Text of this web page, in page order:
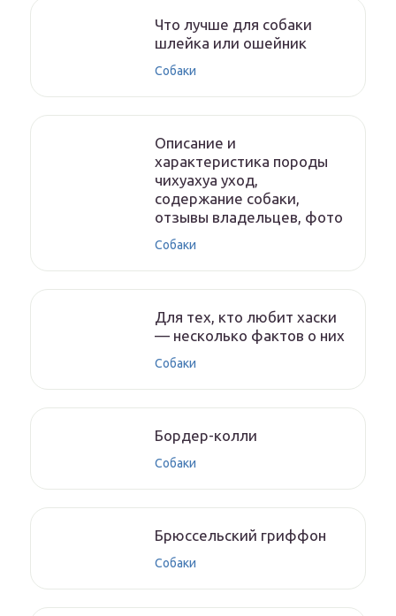
Что лучше для собаки
шлейка или ошейник
Собаки
Описание и
характеристика породы
чихуахуа уход,
содержание собаки,
отзывы владельцев, фото
Собаки
Для тех, кто любит хаски
— несколько фактов о них
Собаки
Бордер-колли
Собаки
Брюссельский гриффон
Собаки